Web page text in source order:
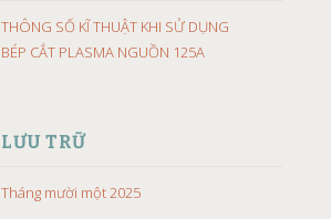
THÔNG SỐ KĨ THUẬT KHI SỬ DỤNG
BÉP CẮT PLASMA NGUỒN 125A
LƯU TRỮ
Tháng mười một 2025